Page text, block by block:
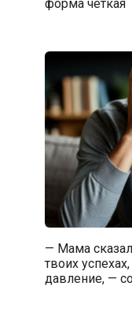
форма четкая
— Мама
твоих
давление, —